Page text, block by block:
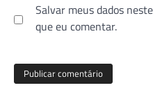
Salvar meus dados
que eu comentar.